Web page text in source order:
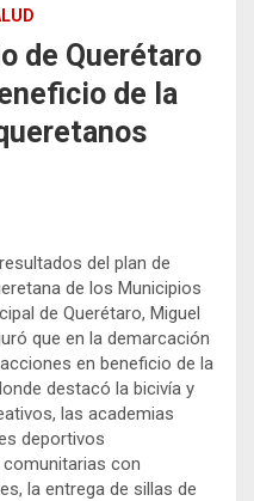
de Querétaro
de la
del plan de
de los Municipios
de Querétaro, Miguel
que en la demarcación
en beneficio de la
destacó la bicivía y
las academias
deportivos
con
la entrega de sillas de